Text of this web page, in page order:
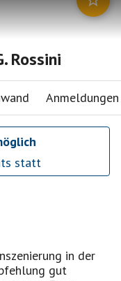
Rossini
Anmeldungen
statt
in der
gut